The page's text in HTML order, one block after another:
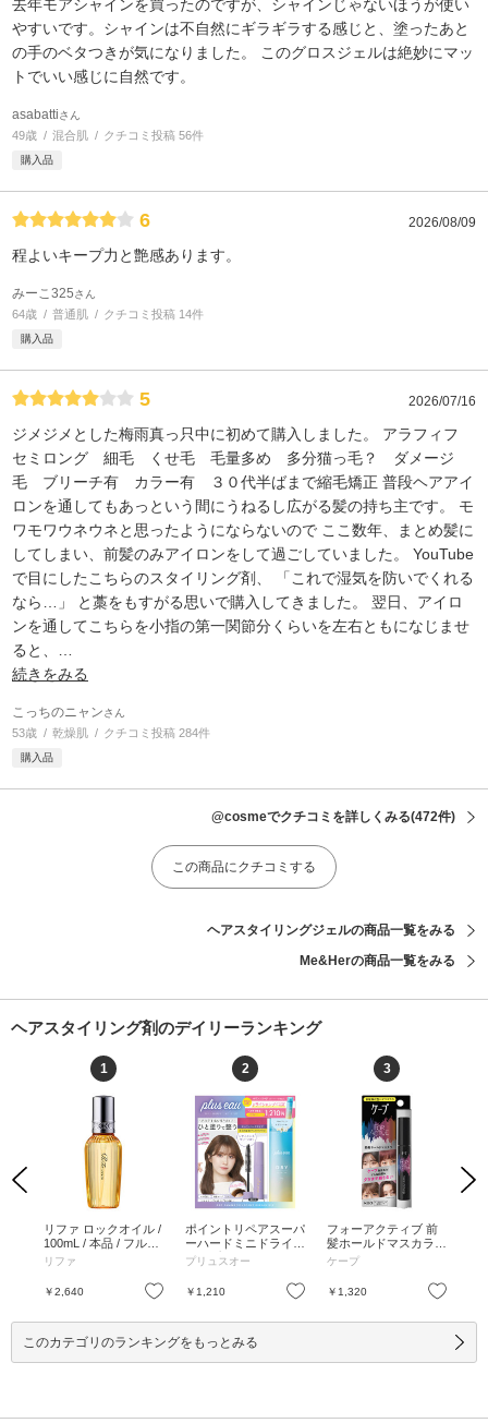
去年モアシャインを買ったのですが、シャインじゃないほうが使い
やすいです。シャインは不自然にギラギラする感じと、塗ったあと
の手のベタつきが気になりました。 このグロスジェルは絶妙にマッ
トでいい感じに自然です。
asabattiさん
49歳 混合肌 クチコミ投稿 56件
購入品
6 2026/08/09
程よいキープ力と艶感あります。
みーこ325さん
64歳 普通肌 クチコミ投稿 14件
購入品
5 2026/07/16
ジメジメとした梅雨真っ只中に初めて購入しました。 アラフィフ
セミロング 細毛 くせ毛 毛量多め 多分猫っ毛？ ダメージ
毛 ブリーチ有 カラー有 ３０代半ばまで縮毛矯正 普段ヘアアイ
ロンを通してもあっという間にうねるし広がる髪の持ち主です。 モ
ワモワウネウネと思ったようにならないので ここ数年、まとめ髪に
してしまい、前髪のみアイロンをして過ごしていました。 YouTube
で目にしたこちらのスタイリング剤、 「これで湿気を防いでくれる
なら…」 と藁をもすがる思いで購入してきました。 翌日、アイロ
ンを通してこちらを小指の第一関節分くらいを左右ともになじませ
ると、
続きをみる
こっちのニャンさん
53歳 乾燥肌 クチコミ投稿 284件
購入品
@cosmeでクチコミを詳しくみる(472件)
この商品にクチコミする
ヘアスタイリングジェルの商品一覧をみる
Me&Herの商品一覧をみる
ヘアスタイリング剤のデイリーランキング
Previous
お気に入り
1
リファ ロックオイル /
100mL / 本品 / フルー
ティフローラル / 100
リファ
￥2,640 お気に入り
2
ポイントリペアスーパ
ーハードミニドライシ
ャンプー付きセット /
g
プリュスオー
￥1,210 お気に入り
3
フォーアクティブ 前
髪ホールドマスカラ /
9g / 9g
ケープ
￥1,320
Next
このカテゴリのランキングをもっとみる